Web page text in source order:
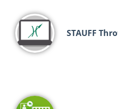
STAUFF